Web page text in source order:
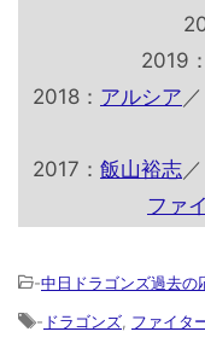
2019：
2018： アルシア ／
2017： 飯山裕志 ／
ファ
-中日ドラゴンズ過去の
- ドラゴンズ ファイタ